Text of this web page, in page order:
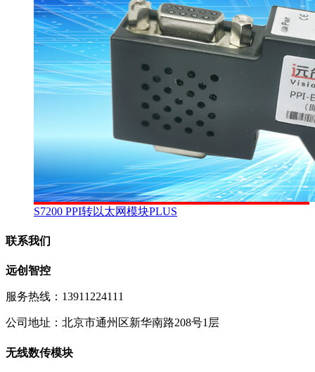
S7200 PPI转以太网模块PLUS
联系我们
远创智控
服务热线：13911224111
公司地址：北京市通州区新华南路208号1层
无线数传模块